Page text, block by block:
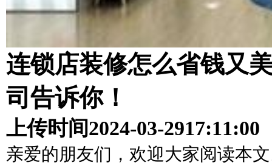
连锁店装修怎么省钱又
司告诉你！
上传时间2024-03-2917:11:00
亲爱的朋友们，欢迎大家阅读本